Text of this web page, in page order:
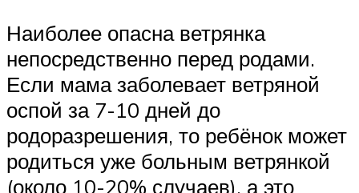
Наиболее опасна ветрянка
непосредственно перед родами.
Если мама заболевает ветряной
оспой за 7-10 дней до
родоразрешения, то ребёнок может
родиться уже больным ветрянкой
(около 10-20% случаев), а это